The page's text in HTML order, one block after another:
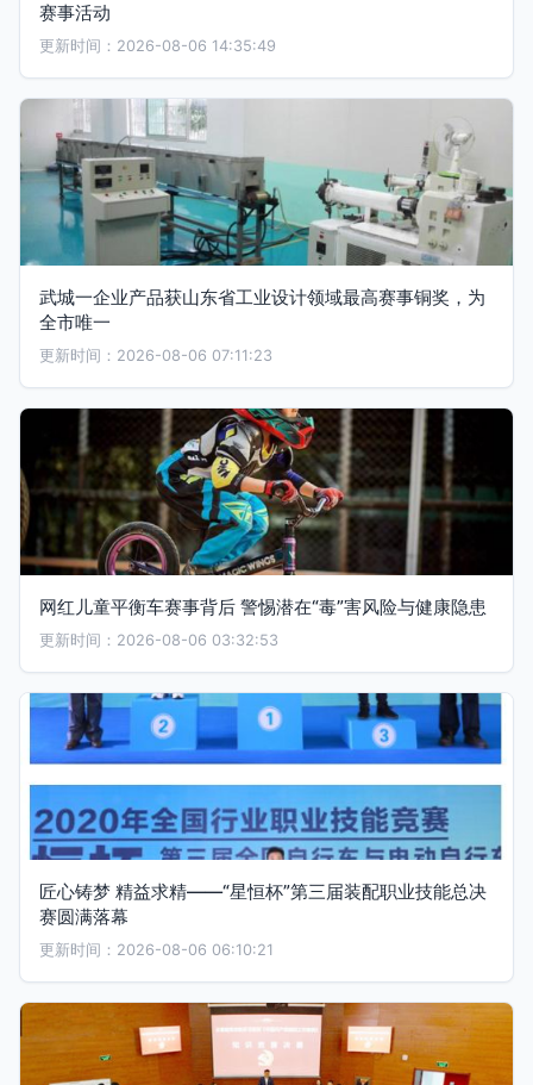
赛事活动
更新时间：2026-08-06 14:35:49
武城一企业产品获山东省工业设计领域最高赛事铜奖，为
全市唯一
更新时间：2026-08-06 07:11:23
网红儿童平衡车赛事背后 警惕潜在“毒”害风险与健康隐患
更新时间：2026-08-06 03:32:53
匠心铸梦 精益求精——“星恒杯”第三届装配职业技能总决
赛圆满落幕
更新时间：2026-08-06 06:10:21